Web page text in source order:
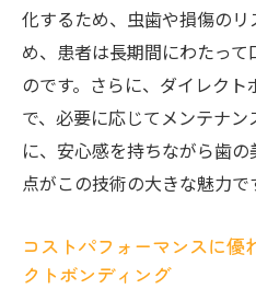
化するため、虫歯や損傷の
め、患者は長期間にわたっ
のです。さらに、ダイレク
で、必要に応じてメンテナン
に、安心感を持ちながら歯
点がこの技術の大きな魅力で
コストパフォーマンスに優
クトボンディング